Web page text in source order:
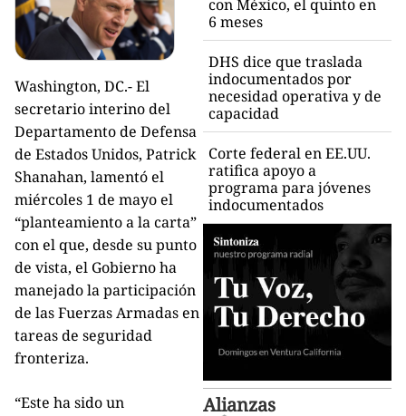
Washington, DC.- El
secretario interino del
Departamento de Defensa
de Estados Unidos, Patrick
Shanahan, lamentó el
miércoles 1 de mayo el
“planteamiento a la carta”
con el que, desde su punto
de vista, el Gobierno ha
manejado la participación
de las Fuerzas Armadas en
tareas de seguridad
fronteriza.
“Este ha sido un
con México, el quinto en
6 meses
DHS dice que traslada
indocumentados por
necesidad operativa y de
capacidad
Corte federal en EE.UU.
ratifica apoyo a
programa para jóvenes
indocumentados
Alianzas